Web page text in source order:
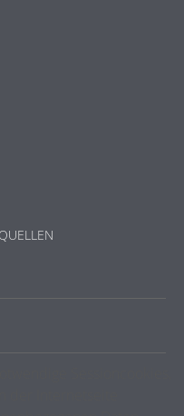
der Internetseite